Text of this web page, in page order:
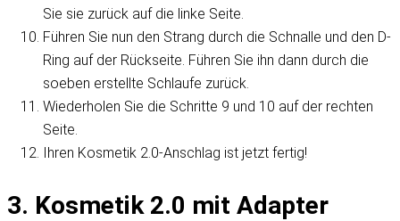
Sie sie zurück auf die linke Seite.
Führen Sie nun den Strang durch die Schnalle und den D-
Ring auf der Rückseite. Führen Sie ihn dann durch die
soeben erstellte Schlaufe zurück.
Wiederholen Sie die Schritte 9 und 10 auf der rechten
Seite.
Ihren Kosmetik 2.0-Anschlag ist jetzt fertig!
3. Kosmetik 2.0 mit Adapter